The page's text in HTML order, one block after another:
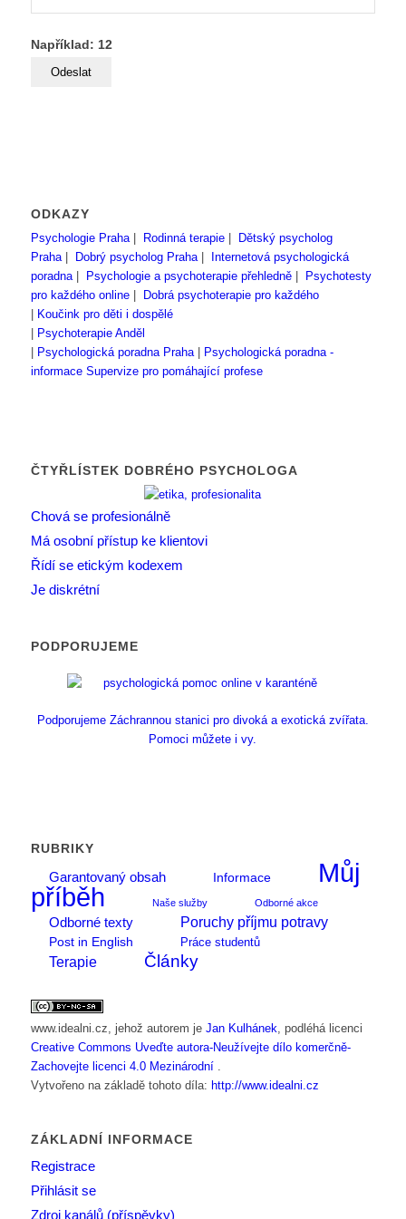
Například: 12
ODKAZY
Psychologie Praha| Rodinná terapie|
Dětský psycholog
Praha| Dobrý psycholog Praha|
Internetová psychologická
poradna| Psychologie a psychoterapie přehledně|
Psychotesty
pro každého online|
Dobrá psychoterapie pro každého
Koučink pro děti i dospělé
Psychoterapie Anděl
Psychologická poradna Praha|
Psychologická poradna -
informace Supervize pro pomáhající profese
ČTYŘLÍSTEK DOBRÉHO PSYCHOLOGA
Chová se profesionálně
Má osobní přístup ke klientovi
Řídí se etickým kodexem
Je diskrétní
PODPORUJEME
Podporujeme Záchrannou stanici pro divoká a exotická zvířata.
Pomoci můžete i vy.
RUBRIKY
Garantovaný obsah
Informace
Můj
příběh
Naše služby Odborné akce
Odborné texty Poruchy příjmu potravy
Post in English Práce studentů
Terapie Články
www.idealni.cz , jehož autorem je Jan Kulhánek , podléhá licenci
Creative Commons Uveďte autora-Neužívejte dílo komerčně-
Zachovejte licenci 4.0 Mezinárodní
Vytvořeno na základě tohoto díla: http://www.idealni.cz
ZÁKLADNÍ INFORMACE
Registrace
Přihlásit se
Zdroj kanálů (příspěvky)